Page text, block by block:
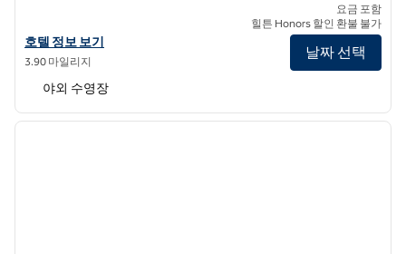
더블트리 스위트 바이 힐튼 올랜도 - 디즈니 스프링스® 에리어의 호텔
호텔 정보 보기
3.90 마일리지
요금 포함
힐튼 Honors 할인 환불 불가
날짜 선택
야외 수영장
1/12
다음